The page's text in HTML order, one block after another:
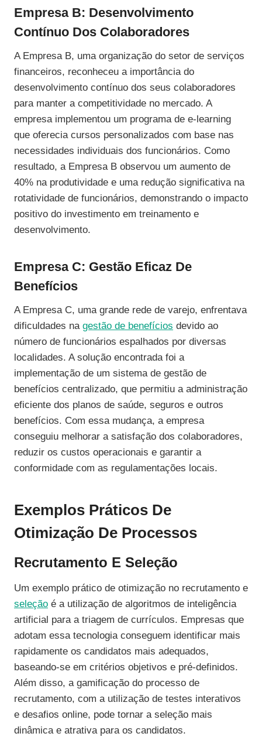
Empresa B: Desenvolvimento
Contínuo Dos Colaboradores
A Empresa B, uma organização do setor de serviços
financeiros, reconheceu a importância do
desenvolvimento contínuo dos seus colaboradores
para manter a competitividade no mercado. A
empresa implementou um programa de e-learning
que oferecia cursos personalizados com base nas
necessidades individuais dos funcionários. Como
resultado, a Empresa B observou um aumento de
40% na produtividade e uma redução significativa na
rotatividade de funcionários, demonstrando o impacto
positivo do investimento em treinamento e
desenvolvimento.
Empresa C: Gestão Eficaz De
Benefícios
A Empresa C, uma grande rede de varejo, enfrentava
dificuldades na gestão de benefícios devido ao
número de funcionários espalhados por diversas
localidades. A solução encontrada foi a
implementação de um sistema de gestão de
benefícios centralizado, que permitiu a administração
eficiente dos planos de saúde, seguros e outros
benefícios. Com essa mudança, a empresa
conseguiu melhorar a satisfação dos colaboradores,
reduzir os custos operacionais e garantir a
conformidade com as regulamentações locais.
Exemplos Práticos De
Otimização De Processos
Recrutamento E Seleção
Um exemplo prático de otimização no recrutamento e
seleção é a utilização de algoritmos de inteligência
artificial para a triagem de currículos. Empresas que
adotam essa tecnologia conseguem identificar mais
rapidamente os candidatos mais adequados,
baseando-se em critérios objetivos e pré-definidos.
Além disso, a gamificação do processo de
recrutamento, com a utilização de testes interativos
e desafios online, pode tornar a seleção mais
dinâmica e atrativa para os candidatos.